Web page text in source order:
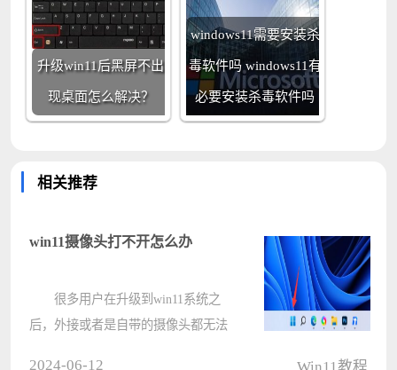
升级win11后黑屏不出
现桌面怎么解决？
windows11需要安装杀
毒软件吗 windows11有
必要安装杀毒软件吗
相关推荐
win11摄像头打不开怎么办
很多用户在升级到win11系统之
后，外接或者是自带的摄像头都无法
2024-06-12